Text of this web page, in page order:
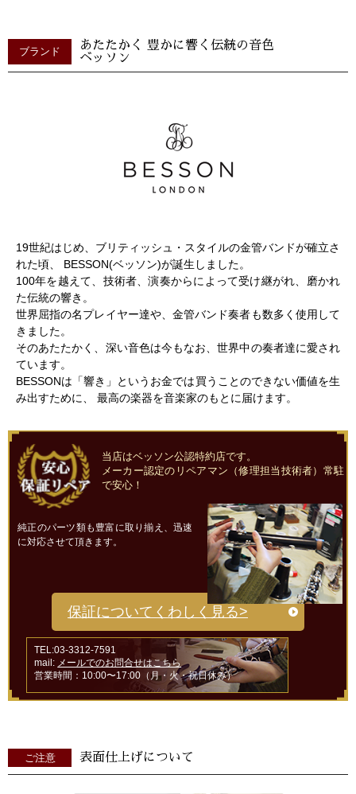
ブランド
あたたかく 豊かに響く伝統の音色
ベッソン
19世紀はじめ、ブリティッシュ・スタイルの金管バンドが確立さ
れた頃、 BESSON(ベッソン)が誕生しました。
100年を越えて、技術者、演奏からによって受け継がれ、磨かれ
た伝統の響き。
世界屈指の名プレイヤー達や、金管バンド奏者も数多く使用して
きました。
そのあたたかく、深い音色は今もなお、世界中の奏者達に愛され
ています。
BESSONは「響き」というお金では買うことのできない価値を生
み出すために、 最高の楽器を音楽家のもとに届けます。
当店はベッソン公認特約店です。
メーカー認定のリペアマン（修理担当技術者）常駐
で安心！
純正のパーツ類も豊富に取り揃え、迅速
に対応させて頂きます。
保証についてくわしく見る>
TEL:03-3312-7591
mail: メールでのお問合せはこちら
営業時間：10:00〜17:00（月・火・祝日休み）
ご注意 表面仕上げについて